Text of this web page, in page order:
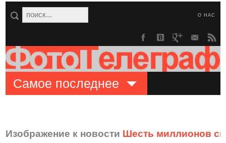
О НАС
Самое последнее
Изображение к новости Шесть миллионов